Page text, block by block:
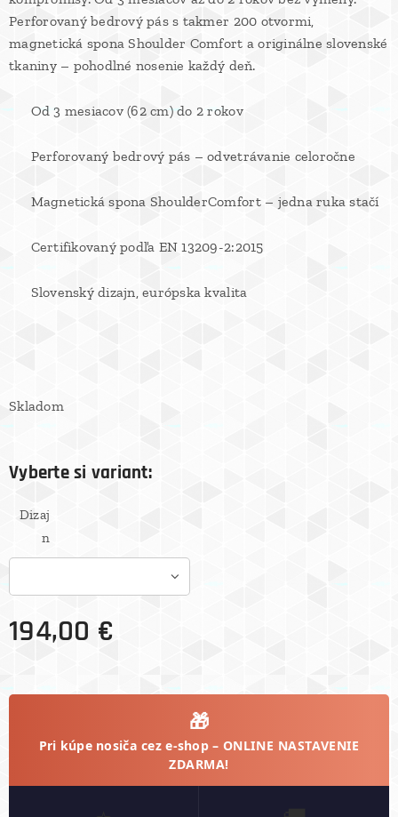
Perforovaný bedrový pás s takmer 200 otvormi,
magnetická spona Shoulder Comfort a originálne slovenské
tkaniny – pohodlné nosenie každý deň.
✔ Od 3 mesiacov (62 cm) do 2 rokov
✔ Perforovaný bedrový pás – odvetrávanie celoročne
✔ Magnetická spona ShoulderComfort – jedna ruka stačí
✔ Certifikovaný podľa EN 13209-2:2015
✔ Slovenský dizajn, európska kvalita
Skladom
Vyberte si variant:
Dizaj
n
194,00 €
🎁
Pri kúpe nosiča cez e-shop – ONLINE NASTAVENIE
ZDARMA!